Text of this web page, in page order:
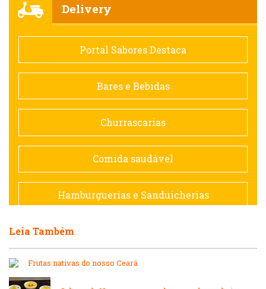
Comida saudável
Contemporânea
Doceria
Espanhola
Francesa
Delivery
Portal Sabores Destaca
Bares e Bebidas
Churrascarias
Comida saudável
Hamburguerias e Sanduicherias
Lanchonetes
Leia Também
Frutas nativas do nosso Ceará